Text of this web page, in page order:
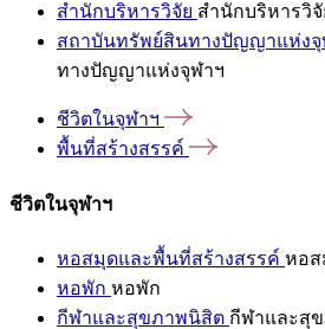
สำนักบริหารวิจัย สำนักบริหารวิจั
สถาบันทรัพย์สินทางปัญญาแห่งจุ
ทางปัญญาแห่งจุฬาฯ
ชีวิตในจุฬาฯ
พื้นที่สร้างสรรค์
ชีวิตในจุฬาฯ
หอสมุดและพื้นที่สร้างสรรค์ หอส
หอพัก หอพัก
กีฬาและสุขภาพนิสิต กีฬาและสุ